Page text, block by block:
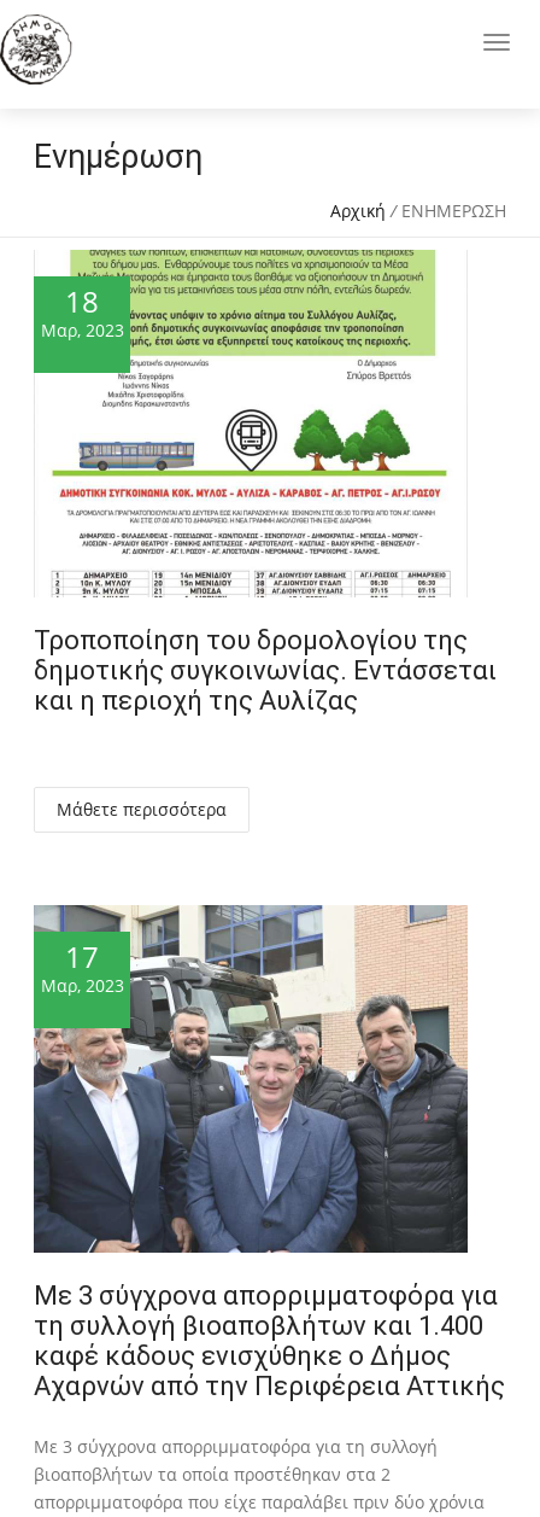
Ενημέρωση
Αρχική / ΕΝΗΜΕΡΩΣΗ
18
Μαρ, 2023
Τροποποίηση του δρομολογίου της
δημοτικής συγκοινωνίας. Εντάσσεται
και η περιοχή της Αυλίζας
Μάθετε περισσότερα
17
Μαρ, 2023
Με 3 σύγχρονα απορριμματοφόρα για
τη συλλογή βιοαποβλήτων και 1.400
καφέ κάδους ενισχύθηκε ο Δήμος
Αχαρνών από την Περιφέρεια Αττικής
Με 3 σύγχρονα απορριμματοφόρα για τη συλλογή
βιοαποβλήτων τα οποία προστέθηκαν στα 2
απορριμματοφόρα που είχε παραλάβει πριν δύο χρόνια